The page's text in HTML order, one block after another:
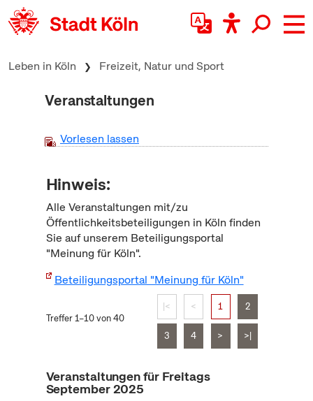
zum Inhalt springen
Leben in Köln Freizeit, Natur und Sport
Veranstaltungen
Vorlesen lassen
Hinweis:
Alle Veranstaltungen mit/zu
Öffentlichkeitsbeteiligungen in Köln finden
Sie auf unserem Beteiligungsportal
"Meinung für Köln".
Beteiligungsportal "Meinung für Köln"
Treffer 1–10 von 40
|< < 1 2
3 4 > >|
Veranstaltungen für Freitags
September 2025